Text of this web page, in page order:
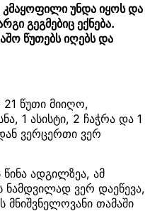
კმაყოფილი უნდა იყოს და
გეგმებიც ექნება.
წუთებს იღებს და
21 წუთი მიიღო,
1 ასისტი, 2 ჩაჭრა და 1
ვერცერთი ვერ
ადგილზეა, ამ
ვერ დაეწევა,
მნიშვნელოვანი თამაში